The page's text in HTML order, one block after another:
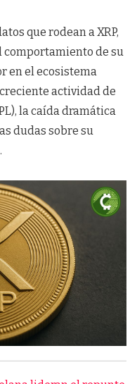
que rodean a XRP,
comportamiento de su
en el ecosistema
actividad de
la caída dramática
dudas sobre su